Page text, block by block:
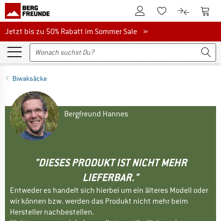
Zum KundenkontoZum Merkzettel.
Zum Zum
Jetzt bis zu 50% Rabatt im Sommer Sale
Jetzt bis zu 50% Rabatt im Sommer Sale »
Biwaksäcke
Bergfreund Hannes
"DIESES PRODUKT IST NICHT MEHR
LIEFERBAR."
Entweder es handelt sich hierbei um ein älteres Modell oder
wir können bzw. werden das Produkt nicht mehr beim
Hersteller nachbestellen.